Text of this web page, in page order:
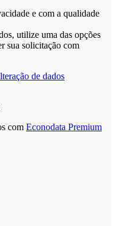
e com a qualidade
utilize uma das opções
sua solicitação com
de dados
com Econodata Premium